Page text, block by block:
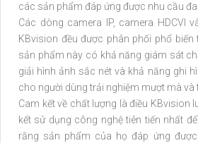
các sản phẩm đáp ứng được nhu cầu
Các dòng camera IP, camera HDCVI
KBvision đều được phân phối phổ biến
sản phẩm này có khả năng giám sát
giải hình ảnh sắc nét và khả năng ghi
cho người dùng trải nghiệm mượt mà và
Cam kết về chất lượng là điều KBvision
kết sử dụng công nghệ tiên tiến nhất
rằng sản phẩm của họ đáp ứng